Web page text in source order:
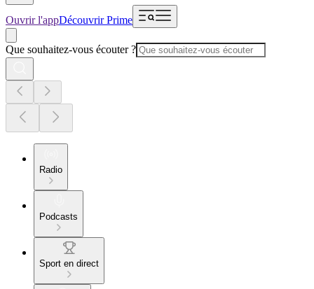
Ouvrir l'appDécouvrir Prime
Que souhaitez-vous écouter ?
Radio
Podcasts
Sport en direct